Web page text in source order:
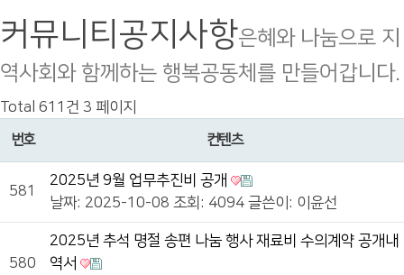
커뮤니티 공지사항은혜와 나눔으로 지
역사회와 함께하는 행복공동체를 만들어갑니다.
Total 611건 3 페이지
번호
컨텐츠
581
2025년 9월 업무추진비 공개
날짜: 2025-10-08 조회: 4094 글쓴이: 이윤선
580
2025년 추석 명절 송편 나눔 행사 재료비 수의계약 공개내
역서